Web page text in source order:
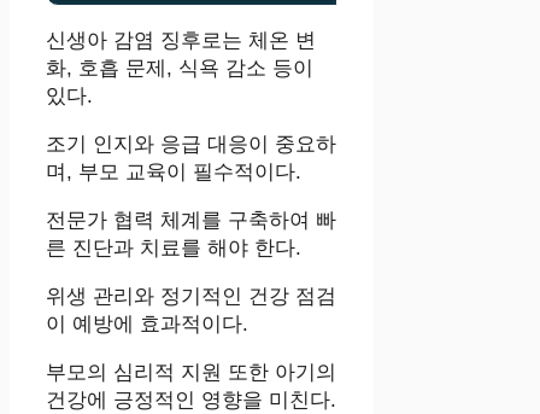
신생아 감염 징후로는 체온 변
화, 호흡 문제, 식욕 감소 등이
있다.
조기 인지와 응급 대응이 중요하
며, 부모 교육이 필수적이다.
전문가 협력 체계를 구축하여 빠
른 진단과 치료를 해야 한다.
위생 관리와 정기적인 건강 점검
이 예방에 효과적이다.
부모의 심리적 지원 또한 아기의
건강에 긍정적인 영향을 미친다.